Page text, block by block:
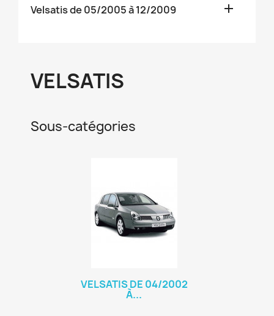
Velsatis de 05/2005 à 12/2009 
VELSATIS
Sous-catégories
VELSATIS DE 04/2002
À...